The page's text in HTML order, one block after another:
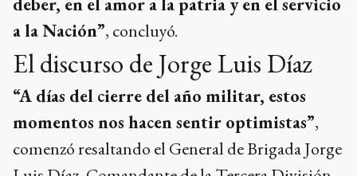
deber, en el amor a la patria y en el servicio
a la Nación”, concluyó.
El discurso de Jorge Luis Díaz
“A días del cierre del año militar, estos
momentos nos hacen sentir optimistas”,
comenzó resaltando el General de Brigada Jorge